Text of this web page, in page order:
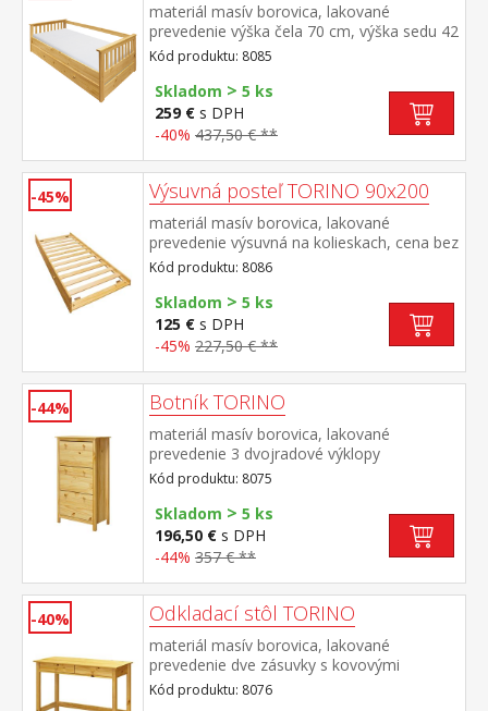
materiál masív borovica, lakované
prevedenie výška čela 70 cm, výška sedu 42
cm, cena bez roštu a matraca minimálna
odporúčaná výška matraca 15
cm odporúčaný rozmer matraca 90 × 200
cm a rošt R1 k pohovke možné dokúpiť
výsuvnú prístelku TORINO 8086 alebo
Kód produktu: 8085
Skladom > 5 ks
259 € s DPH
-40% 437,50 € **
-45% Výsuvná posteľ TORINO 90x200
materiál masív borovica, lakované
prevedenie výsuvná na kolieskach, cena bez
matraca maximálna odporúčaná výška
matraca 14 cm odporúčaný rozmer
matraca 90 × 200 cm vhodná ako výsuvná
prísteľka k pohovke TORINO 8085 alebo k
jednolôžku JANA ID30400225
Kód produktu: 8086
Skladom > 5 ks
125 € s DPH
-45% 227,50 € **
-44% Botník TORINO
materiál masív borovica, lakované
prevedenie 3 dvojradové výklopy
Kód produktu: 8075
Skladom > 5 ks
196,50 € s DPH
-44% 357 € **
-40% Odkladací stôl TORINO
materiál masív borovica, lakované
prevedenie dve zásuvky s kovovými
pojazdmi
Kód produktu: 8076